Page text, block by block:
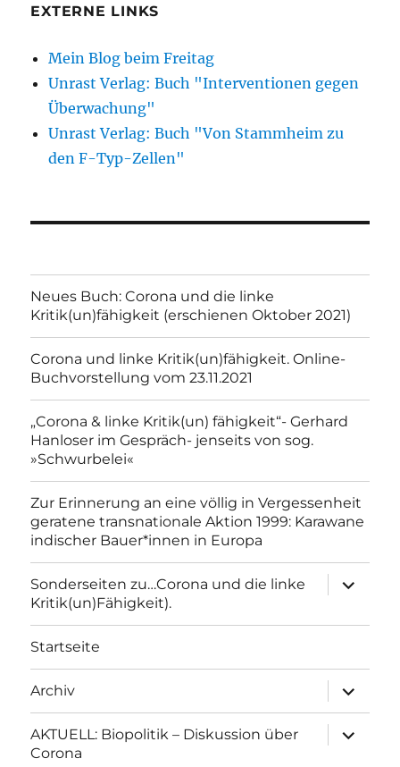
EXTERNE LINKS
Mein Blog beim Freitag
Unrast Verlag: Buch "Interventionen gegen
Überwachung"
Unrast Verlag: Buch "Von Stammheim zu
den F-Typ-Zellen"
Neues Buch: Corona und die linke
Kritik(un)fähigkeit (erschienen Oktober 2021)
Corona und linke Kritik(un)fähigkeit. Online-
Buchvorstellung vom 23.11.2021
„Corona & linke Kritik(un) fähigkeit“- Gerhard
Hanloser im Gespräch- jenseits von sog.
»Schwurbelei«
Zur Erinnerung an eine völlig in Vergessenheit
geratene transnationale Aktion 1999: Karawane
indischer Bauer*innen in Europa
Sonderseiten zu…Corona und die linke
Kritik(un)Fähigkeit).
anzeigen
Startseite
Archiv
anzeigen
AKTUELL: Biopolitik – Diskussion über
Corona
anzeigen